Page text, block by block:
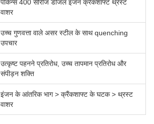
पर्किन्स 400 सीरीज डीजल इंजन क्रैंकशाफ्ट थ्रस्ट
वाशर
उच्च गुणवत्ता वाले असर स्टील के साथ quenching
उपचार
उत्कृष्ट पहनने प्रतिरोध, उच्च तापमान प्रतिरोध और
संपीड़न शक्ति
इंजन के आंतरिक भाग > क्रैंकशाफ्ट के घटक > थ्रस्ट
वाशर